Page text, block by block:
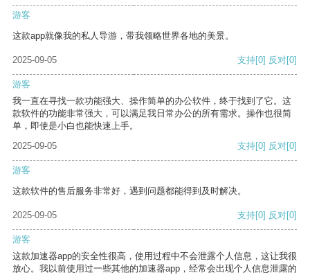
游客
这款app就像我的私人导游，带我领略世界各地的美景。
2025-09-05 支持[0] 反对[0]
游客
我一直在寻找一款功能强大、操作简单的办公软件，终于找到了它。这
款软件的功能非常强大，可以满足我日常办公的所有需求。操作也很简
单，即使是小白也能快速上手。
2025-09-05
支持[0] 反对[0]
游客
这款软件的售后服务非常好，遇到问题都能得到及时解决。
2025-09-05 支持[0] 反对[0]
游客
这款加速器app的安全性很高，使用过程中不会泄露个人信息，这让我很
放心。我以前使用过一些其他的加速器app，经常会出现个人信息泄露的